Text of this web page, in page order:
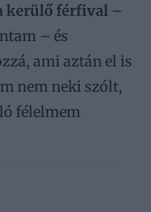
kerülő férfival –
– és
ami aztán el is
nem neki szólt,
félelmem